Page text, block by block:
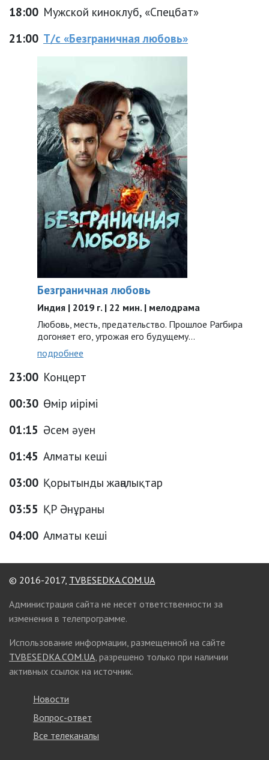
18:00 Мужской киноклуб, «Спецбат»
21:00 Т/с «Безграничная любовь»
Безграничная любовь
Индия | 2019 г. | 22 мин. | мелодрама
Любовь, месть, предательство. Прошлое Рагбира
догоняет его, угрожая его будущему…
подробнее
23:00 Концерт
00:30 Өмір иірімі
01:15 Әсем әуен
01:45 Алматы кеші
03:00 Қорытынды жаңалықтар
03:55 ҚР Әнұраны
04:00 Алматы кеші
© 2016-2017, TVBESEDKA.COM.UA
Администрация сайта не несет ответственности за
изменения в телепрограмме.
Использование информации, размещенной на сайте
TVBESEDKA.COM.UA, разрешено только при наличии
активных ссылок на источник.
Новости
Вопрос-ответ
Все телеканалы